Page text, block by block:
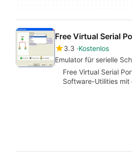
Free Virtual Serial
3.3 Kostenlos
Emulator für serielle
Free Virtual Serial
Software-Utilities